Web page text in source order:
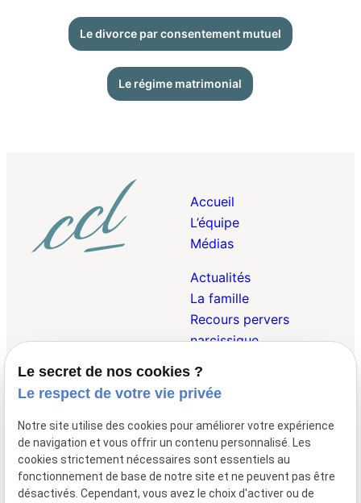
Le divorce par consentement mutuel
Le régime matrimonial
Accueil
L’équipe
Médias
Actualités
La famille
Recours pervers
narcissique
Droit Pénal de la
Famille
Droit Internationnal et
Européen de la Famille
Le secret de nos cookies ?
Le respect de votre vie privée
Notre site utilise des cookies pour améliorer votre expérience
de navigation et vous offrir un contenu personnalisé. Les
cookies strictement nécessaires sont essentiels au
fonctionnement de base de notre site et ne peuvent pas être
désactivés. Cependant, vous avez le choix d'activer ou de